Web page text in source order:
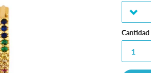
venta
Cantidad